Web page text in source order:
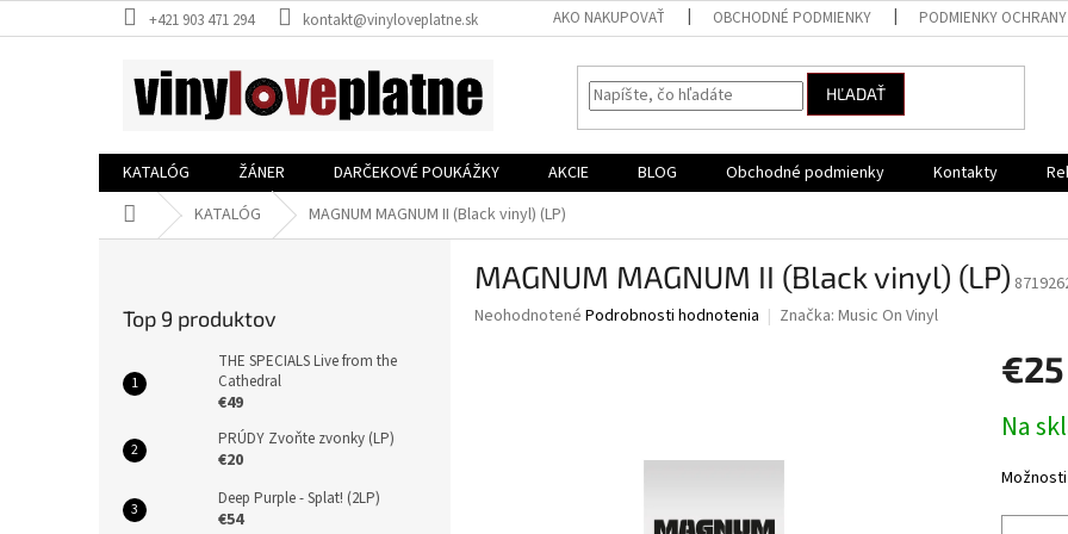
na
+421 903 471 294 kontakt@vinyloveplatne.sk AKO NAKUPOVAŤ OBCHODNÉ PODMIENKY PODMIENKY OCHRANY
HĽADAŤ
KATALÓG ŽÁNER DARČEKOVÉ POUKÁŽKY AKCIE BLOG Obchodné podmienky Kontakty
DomovKATALÓG MAGNUM MAGNUM II (Black vinyl) (LP)
Top 9 produktov
THE SPECIALS Live from the
Cathedral
€49
PRÚDY Zvoňte zvonky (LP)
€20
Deep Purple - Splat! (2LP)
€54
MAGNUM MAGNUM II (Black vinyl) (LP)
Priemerné
Neohodnotené Podrobnosti hodnotenia Značka: Music On Vinyl
€25
cena:
Na